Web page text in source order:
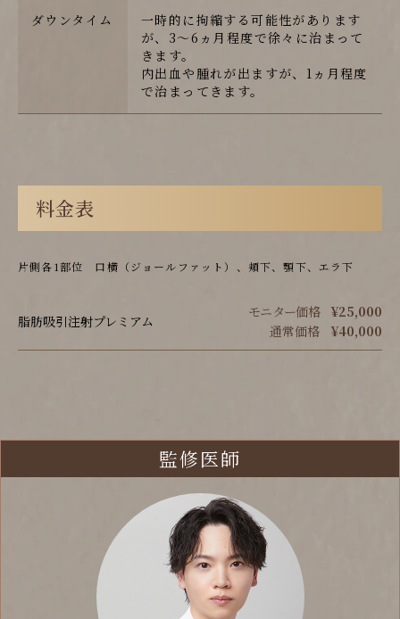
ダウンタイム
一時的に拘縮する可能性があります
が、3～6ヵ月程度で徐々に治まって
きます。
内出血や腫れが出ますが、1ヵ月程度
で治まってきます。
料金表
片側各1部位 口横（ジョールファット）、頬下、顎下、エラ下
脂肪吸引注射プレミアム
モニター価格
¥25,000
通常価格
¥40,000
監修医師